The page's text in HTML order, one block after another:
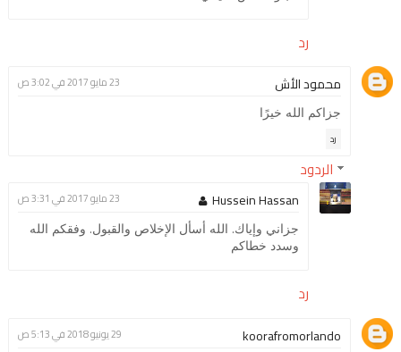
رد
محمود الأش 23 مايو 2017 في 3:02 ص
جزاكم الله خيرًا
رد
الردود
Hussein Hassan 23 مايو 2017 في 3:31 ص
جزاني وإياك. الله أسأل الإخلاص والقبول. وفقكم الله
وسدد خطاكم
رد
koorafromorlando 29 يونيو 2018 في 5:13 ص